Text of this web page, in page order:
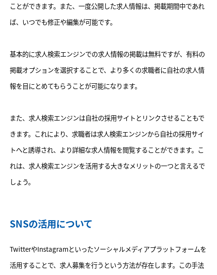
ことができます。また、一度公開した求人情報は、掲載期間中であれ
ば、いつでも修正や編集が可能です。
基本的に求人検索エンジンでの求人情報の掲載は無料ですが、有料の
掲載オプションを選択することで、より多くの求職者に自社の求人情
報を目にとめてもらうことが可能になります。
また、求人検索エンジンは自社の採用サイトとリンクさせることもで
きます。これにより、求職者は求人検索エンジンから自社の採用サイ
トへと誘導され、より詳細な求人情報を閲覧することができます。こ
れは、求人検索エンジンを活用する大きなメリットの一つと言えるで
しょう。
SNSの活用について
TwitterやInstagramといったソーシャルメディアプラットフォームを
活用することで、求人募集を行うという方法が存在します。この手法